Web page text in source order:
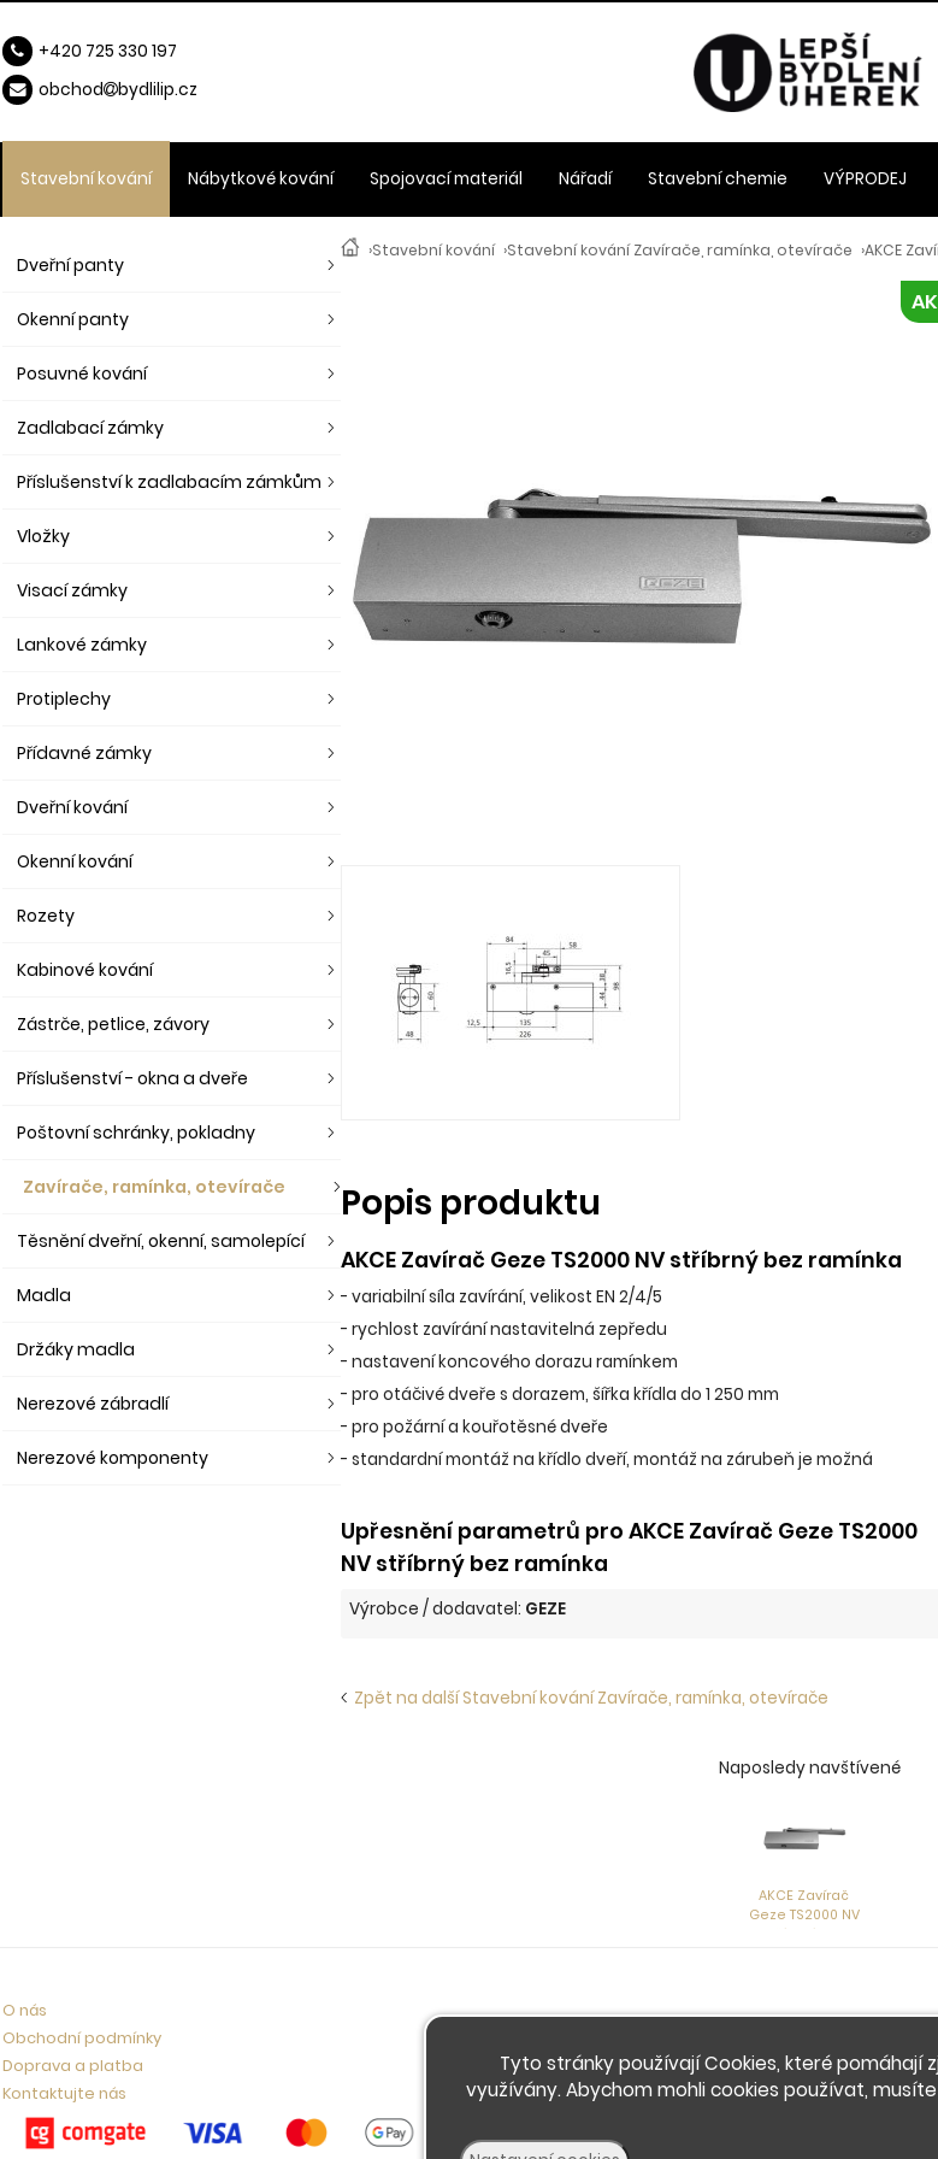
›Stavební kování ›Stavební kování Zavírače, ramínka, otevírače ›AKCE
Popis produktu
AKCE Zavírač Geze TS2000 NV stříbrný bez ramínka
- variabilní síla zavírání, velikost EN 2/4/5
- rychlost zavírání nastavitelná zepředu
- nastavení koncového dorazu ramínkem
- pro otáčivé dveře s dorazem, šířka křídla do 1 250 mm
- pro požární a kouřotěsné dveře
- standardní montáž na křídlo dveří, montáž na zárubeň je možná
Upřesnění parametrů pro AKCE Zavírač Geze TS2000
NV stříbrný bez ramínka
Výrobce / dodavatel: GEZE
Zpět na další Stavební kování Zavírače, ramínka, otevírače
Dveřní panty
Okenní panty
Posuvné kování
Zadlabací zámky
Příslušenství k zadlabacím zámkům
Vložky
Visací zámky
Lankové zámky
Protiplechy
Přídavné zámky
Dveřní kování
Okenní kování
Rozety
Kabinové kování
Zástrče, petlice, závory
Příslušenství - okna a dveře
Poštovní schránky, pokladny
Zavírače, ramínka, otevírače
Těsnění dveřní, okenní, samolepící
Madla
Držáky madla
Nerezové zábradlí
Nerezové komponenty
Stavební kování Nábytkové kování Spojovací materiál Nářadí Stavební chemie VÝPRODEJ
+420 725 330 197
obchod
bydlilip.cz
Naposledy navštívené
AKCE Zavírač
Geze TS2000 NV
stříbrný bez
O nás
Obchodní podmínky
Doprava a platba
Kontaktujte nás
© 2026 - Developed by
Tyto stránky používají Cookies, které pomáhají
využívány. Abychom mohli cookies používat,